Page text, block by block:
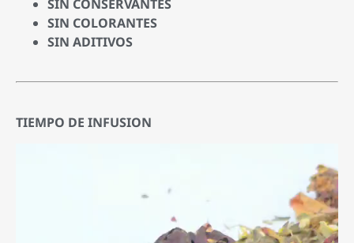
SIN CONSERVANTES
SIN COLORANTES
SIN ADITIVOS
TIEMPO DE INFUSION